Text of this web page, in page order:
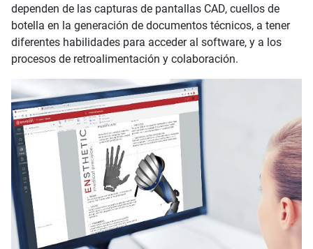
dependen de las capturas de pantallas CAD, cuellos de
botella en la generación de documentos técnicos, a tener
diferentes habilidades para acceder al software, y a los
procesos de retroalimentación y colaboración.